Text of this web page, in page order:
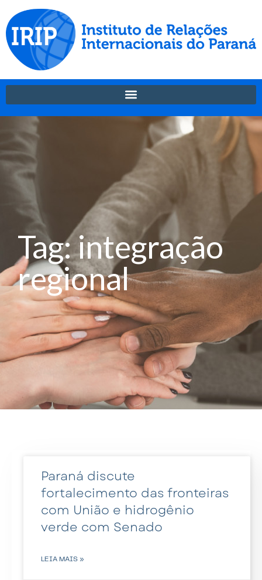
Tag: integração
regional
Paraná discute
fortalecimento das fronteiras
com União e hidrogênio
verde com Senado
LEIA MAIS »